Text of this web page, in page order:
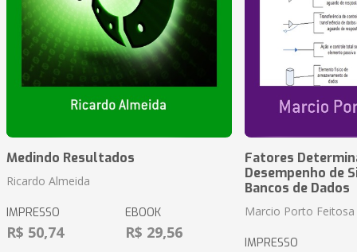
Medindo Resultados
Ricardo Almeida
IMPRESSO
R$ 50,74
EBOOK
R$ 29,56
Fatores
Desempenho de
Bancos de Dados
Marcio Porto Feitosa
IMPRESSO